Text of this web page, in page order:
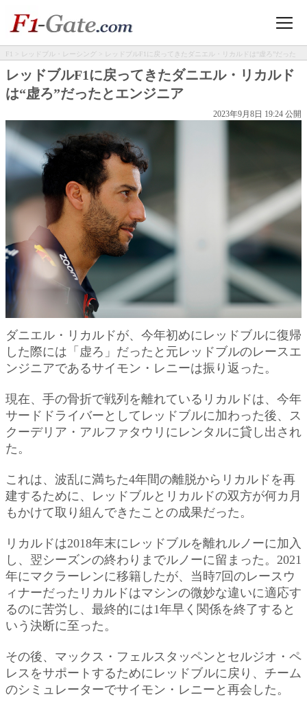
F1 > レッドブル・レーシング
> レッドブルF1に戻ってきたダニエル・リカルドは“虚ろ”だった
とエンジニア
レッドブルF1に戻ってきたダニエル・リカルド
は“虚ろ”だったとエンジニア
2023年9月8日 19:24 公開
ダニエル・リカルドが、今年初めにレッドブルに復帰
した際には「虚ろ」だったと元レッドブルのレースエ
ンジニアであるサイモン・レニーは振り返った。
現在、手の骨折で戦列を離れているリカルドは、今年
サードドライバーとしてレッドブルに加わった後、ス
クーデリア・アルファタウリにレンタルに貸し出され
た。
これは、波乱に満ちた4年間の離脱からリカルドを再
建するために、レッドブルとリカルドの双方が何カ月
もかけて取り組んできたことの成果だった。
リカルドは2018年末にレッドブルを離れルノーに加入
し、翌シーズンの終わりまでルノーに留まった。2021
年にマクラーレンに移籍したが、当時7回のレースウ
ィナーだったリカルドはマシンの微妙な違いに適応す
るのに苦労し、最終的には1年早く関係を終了すると
いう決断に至った。
その後、マックス・フェルスタッペンとセルジオ・ペ
レスをサポートするためにレッドブルに戻り、チーム
のシミュレーターでサイモン・レニーと再会した。